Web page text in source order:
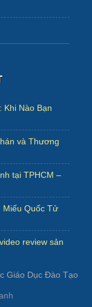
Khi Nào Bạn
và Thương
tại TPHCM –
Miếu Quốc Tử
review sản
Giáo Dục Đào Tạo